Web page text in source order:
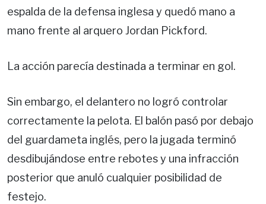
espalda de la defensa inglesa y quedó mano a
mano frente al arquero Jordan Pickford.
La acción parecía destinada a terminar en gol.
Sin embargo, el delantero no logró controlar
correctamente la pelota. El balón pasó por debajo
del guardameta inglés, pero la jugada terminó
desdibujándose entre rebotes y una infracción
posterior que anuló cualquier posibilidad de
festejo.